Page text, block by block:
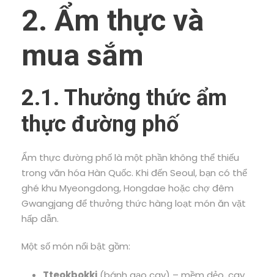
2. Ẩm thực và
mua sắm
2.1. Thưởng thức ẩm
thực đường phố
Ẩm thực đường phố là một phần không thể thiếu
trong văn hóa Hàn Quốc. Khi đến Seoul, bạn có thể
ghé khu Myeongdong, Hongdae hoặc chợ đêm
Gwangjang để thưởng thức hàng loạt món ăn vặt
hấp dẫn.
Một số món nổi bật gồm: